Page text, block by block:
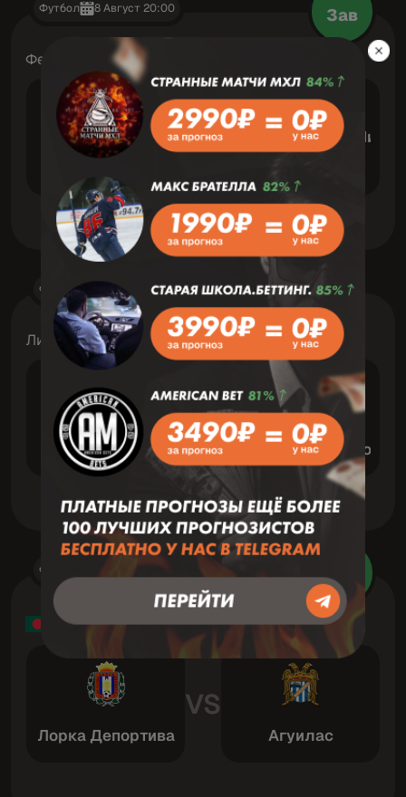
Футбол 8 Август 20:00 Зав
Федеральный турнир A
VS Индепендьенте
Футбол 8 Август 17:00
Лига чемпионов (жен)
Влазния
VS
Аполлон Лимассол
Футбол 6 Август 21:30 Зав
Товарищеские матчи
Лорка Депортива
VS
Агуилас